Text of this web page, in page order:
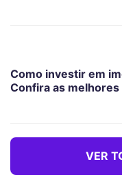
Como investir em
Confira as
VER